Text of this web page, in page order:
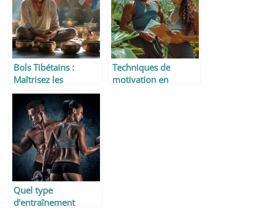
Bols Tibétains :
Maîtrisez les
Techniques de Base
pour une Méditation
et Relaxation
Réussies
Techniques de
motivation en
Quel type
d’entraînement